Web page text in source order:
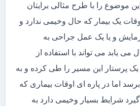
موضوع را با طرح مثالی برایتان
یک بیمار که حال وخیمی ندارد و
و یا یک عمل جراحی به
می یابد می تواند با استفاده از
یک پرستار این مسیر را طی کرده و به
اما در پاره ای اوقات بیماری که
شرایط بسیار وخیمی دارد به